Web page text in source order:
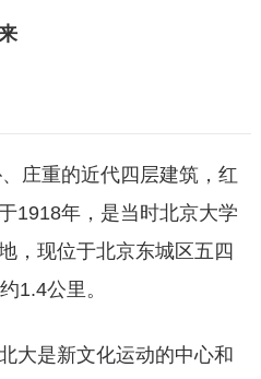
重的近代四层建筑，红
1918年，是当时北京大学
，现位于北京东城区五四
1.4公里。
是新文化运动的中心和